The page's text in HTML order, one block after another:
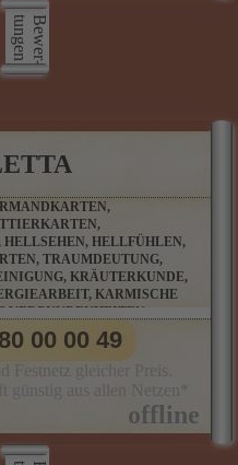
B
e
w
e
r
­
t
u
n
g
e
n
HELLSEHEN, HELLFÜHLEN,
TRAUMDEUTUNG,
KRÄUTERKUNDE,
KARMISCHE
VERBUNDENHEITEN,
MAGISCHE
00 00 49